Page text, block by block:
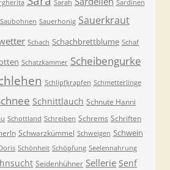
Sarah Sardinen
Saubohnen Sauerhonig Sauerkraut
Schach Schachbrettblume Schaf
Schatzkammer Scheibengurke
Schlipfkrapfen Schmetterlinge
Schnittlauch Schnute Hanni
Schottland Schreiben Schrems Schriften
Schwarzkümmel Schweigen Schwein
Schönheit Schöpfung Seelennahrung
Seidenhühner Sellerie Senf